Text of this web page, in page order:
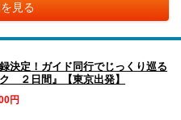
見る
決定！ガイド同行でじっくり巡る
２日間』【東京出発】
円